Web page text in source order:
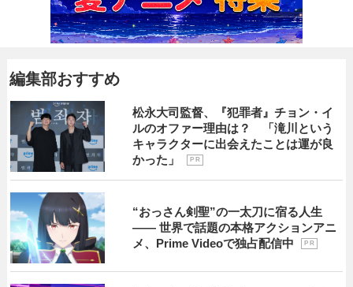
編集部おすすめ
松永大司監督、『犯罪者』チョン・イ
ルのオファー理由は？ 「滝川という
キャラクターに出会えたことは運が良
かった」
P R
“おっさん剣聖”の一太刀に宿る人生
―― 世界で話題の本格アクションアニ
メ、Prime Videoで独占配信中
P R